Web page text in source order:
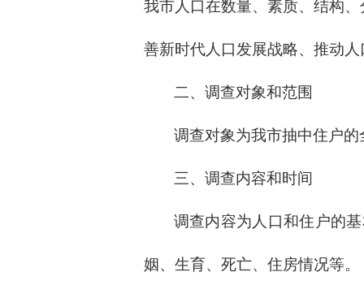
我市人口在数量、素质、结构
善新时代人口发展战略、推动
二、调查对象和范围
调查对象为我市抽中住户
三、调查内容和时间
调查内容为人口和住户的
姻、生育、死亡、住房情况等。